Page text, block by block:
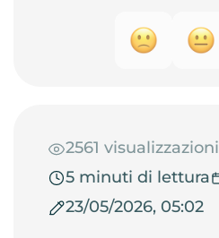
2561 visualizzazioni
5 minuti di lettura
23/05/2026, 05:02